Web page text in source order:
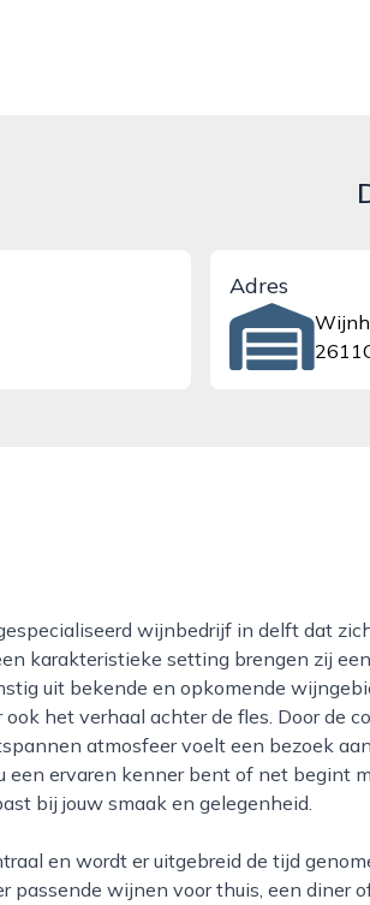
Adres
karakteristieke setting brengen zij
uit bekende en opkomende
het verhaal achter de fles. Door de
atmosfeer voelt een bezoek
een ervaren kenner bent of net begint
bij jouw smaak en gelegenheid.
passende wijnen voor thuis, een diner